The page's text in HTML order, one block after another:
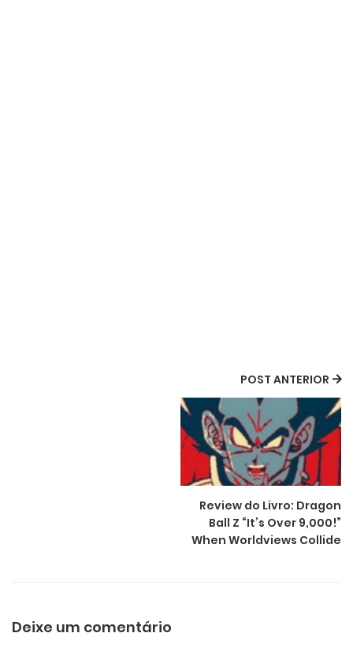
POST ANTERIOR
Review do Livro: Dragon
Ball Z “It’s Over 9,000!”
When Worldviews Collide
Deixe um comentário